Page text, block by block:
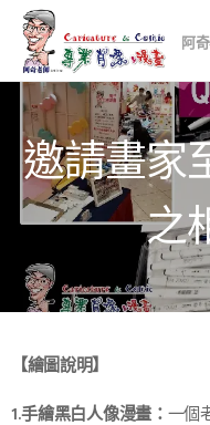
阿
邀請畫家
之
【繪圖說明】
1.手繪黑白人像漫畫： 一個